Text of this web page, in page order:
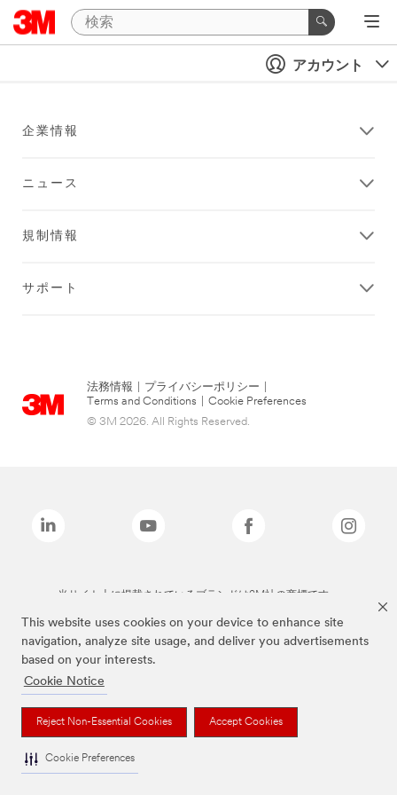
This website uses cookies on your device to enhance site
navigation, analyze site usage, and deliver you advertisements
based on your interests.
Cookie Notice
Reject Non-Essential Cookies Accept Cookies
Cookie Preferences
アカウント
企業情報
ニュース
規制情報
サポート
法務情報 プライバシーポリシー
Terms and Conditions
Cookie Preferences
© 3M 2026. All Rights Reserved.
当サイト上に掲載されているブランドは3M社の商標です。